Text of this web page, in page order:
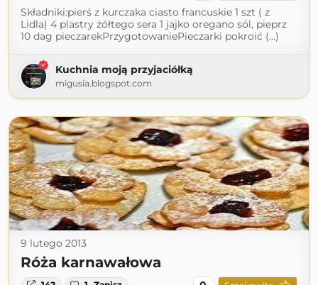
Składniki:pierś z kurczaka ciasto francuskie 1 szt ( z
Lidla) 4 plastry żółtego sera 1 jajko oregano sól, pieprz
10 dag pieczarekPrzygotowaniePieczarki pokroić (...)
Kuchnia moją przyjaciółką
migusia.blogspot.com
9 lutego 2013
Róża karnawałowa